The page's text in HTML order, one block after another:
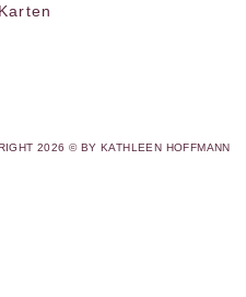
2026 © BY KATHLEEN HOFFMANN